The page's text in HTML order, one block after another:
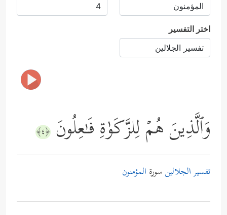
اختر التفسير
وَٱلَّذِینَ هُمۡ لِلزَّكَوٰةِ فَـٰعِلُونَ ﴿٤﴾
تفسير الجلالينسورة المؤمنون